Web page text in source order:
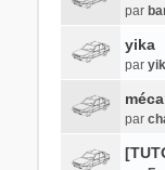
par
yika
par
par